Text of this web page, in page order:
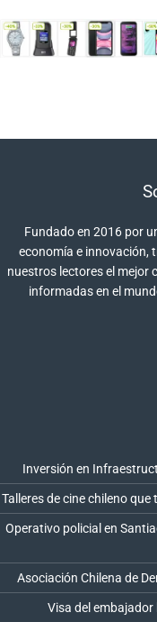
Fundado en 2016 por
economía e innovación,
nuestros lectores el mejor
informadas en el
Inversión en
Talleres de cine chileno
Operativo policial en
Asociación Chilena de
Visa del embajador